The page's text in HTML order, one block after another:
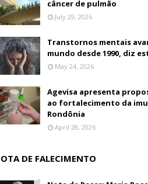
câncer de pulmão
July 29, 2026
Transtornos mentais
mundo desde 1990, diz
May 24, 2026
Agevisa apresenta
ao fortalecimento da
Rondônia
April 28, 2026
DE FALECIMENTO